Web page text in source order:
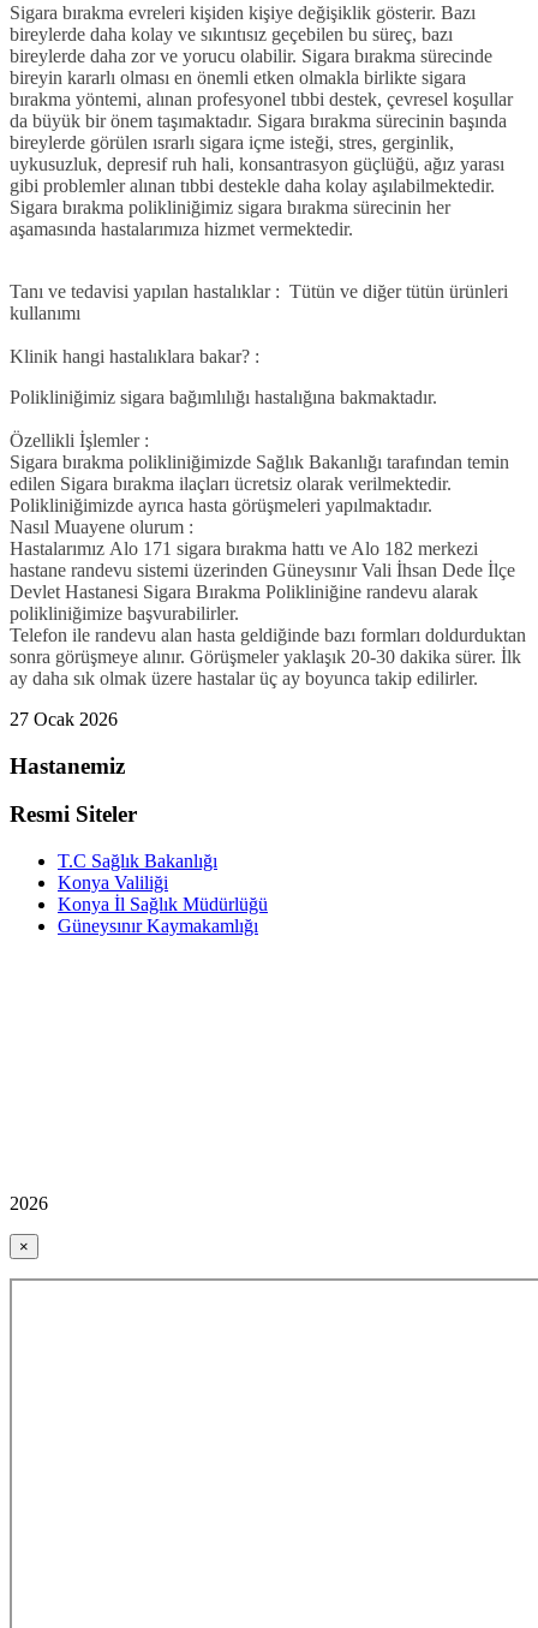
Sigara bırakma evreleri kişiden kişiye değişiklik gösterir. Bazı
bireylerde daha kolay ve sıkıntısız geçebilen bu süreç, bazı
bireylerde daha zor ve yorucu olabilir. Sigara bırakma sürecinde
bireyin kararlı olması en önemli etken olmakla birlikte sigara
bırakma yöntemi, alınan profesyonel tıbbi destek, çevresel koşullar
da büyük bir önem taşımaktadır. Sigara bırakma sürecinin başında
bireylerde görülen ısrarlı sigara içme isteği, stres, gerginlik,
uykusuzluk, depresif ruh hali, konsantrasyon güçlüğü, ağız yarası
gibi problemler alınan tıbbi destekle daha kolay aşılabilmektedir.
Sigara bırakma polikliniğimiz sigara bırakma sürecinin her
aşamasında hastalarımıza hizmet vermektedir.
Tanı ve tedavisi yapılan hastalıklar : Tütün ve diğer tütün ürünleri
kullanımı
Klinik hangi hastalıklara bakar? :
Polikliniğimiz sigara bağımlılığı hastalığına bakmaktadır.
Özellikli İşlemler :
Sigara bırakma polikliniğimizde Sağlık Bakanlığı tarafından temin
edilen Sigara bırakma ilaçları ücretsiz olarak verilmektedir.
Polikliniğimizde ayrıca hasta görüşmeleri yapılmaktadır.
Nasıl Muayene olurum :
Hastalarımız Alo 171 sigara bırakma hattı ve Alo 182 merkezi
hastane randevu sistemi üzerinden Güneysınır Vali İhsan Dede İlçe
Devlet Hastanesi Sigara Bırakma Polikliniğine randevu alarak
polikliniğimize başvurabilirler.
Telefon ile randevu alan hasta geldiğinde bazı formları doldurduktan
sonra görüşmeye alınır. Görüşmeler yaklaşık 20-30 dakika sürer. İlk
ay daha sık olmak üzere hastalar üç ay boyunca takip edilirler.
27 Ocak 2026
Hastanemiz
Resmi Siteler
T.C Sağlık Bakanlığı
Konya Valiliği
Konya İl Sağlık Müdürlüğü
Güneysınır Kaymakamlığı
2026
×